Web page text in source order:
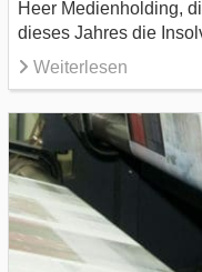
Heer Medienholding,
dieses Jahres die
Weiterlesen